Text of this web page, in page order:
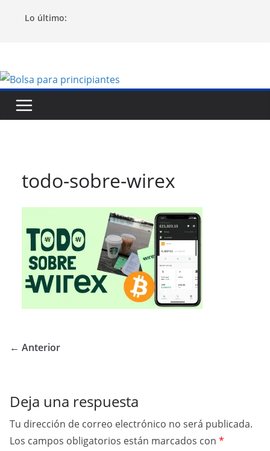
Lo último:
todo-sobre-wirex
← Anterior
Deja una respuesta
Tu dirección de correo electrónico no será publicada.
Los campos obligatorios están marcados con *